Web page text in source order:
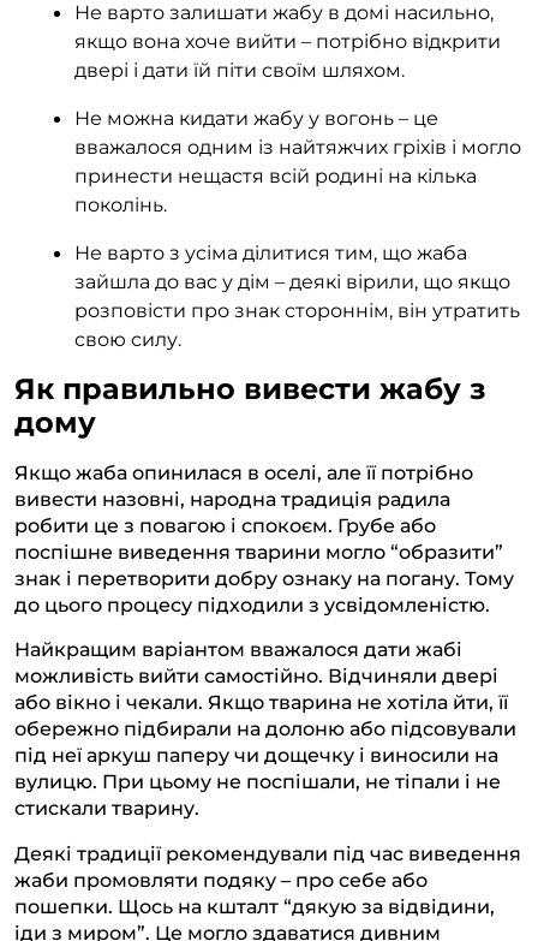
Не варто залишати жабу в домі насильно,
якщо вона хоче вийти – потрібно відкрити
двері і дати їй піти своїм шляхом.
Не можна кидати жабу у вогонь – це
вважалося одним із найтяжчих гріхів і могло
принести нещастя всій родині на кілька
поколінь.
Не варто з усіма ділитися тим, що жаба
зайшла до вас у дім – деякі вірили, що якщо
розповісти про знак стороннім, він утратить
свою силу.
Як правильно вивести жабу з
дому
Якщо жаба опинилася в оселі, але її потрібно
вивести назовні, народна традиція радила
робити це з повагою і спокоєм. Грубе або
поспішне виведення тварини могло “образити”
знак і перетворити добру ознаку на погану. Тому
до цього процесу підходили з усвідомленістю.
Найкращим варіантом вважалося дати жабі
можливість вийти самостійно. Відчиняли двері
або вікно і чекали. Якщо тварина не хотіла йти, її
обережно підбирали на долоню або підсовували
під неї аркуш паперу чи дощечку і виносили на
вулицю. При цьому не поспішали, не тіпали і не
стискали тварину.
Деякі традиції рекомендували під час виведення
жаби промовляти подяку – про себе або
пошепки. Щось на кшталт “дякую за відвідини,
іди з миром”. Це могло здаватися дивним